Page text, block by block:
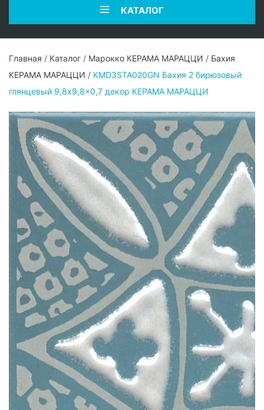
КАТАЛОГ
Главная / Каталог / Марокко КЕРАМА МАРАЦЦИ / Бахия
КЕРАМА МАРАЦЦИ / KMD3STA020GN Бахия 2 бирюзовый
глянцевый 9,8x9,8x0,7 декор КЕРАМА МАРАЦЦИ